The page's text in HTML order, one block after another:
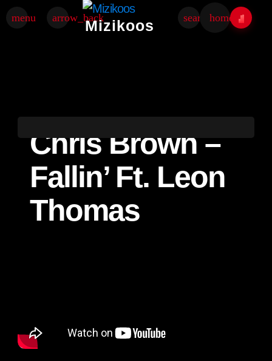
menu arrow_backMizikoos searchhome
Chris Brown –
Fallin’ Ft. Leon
Thomas